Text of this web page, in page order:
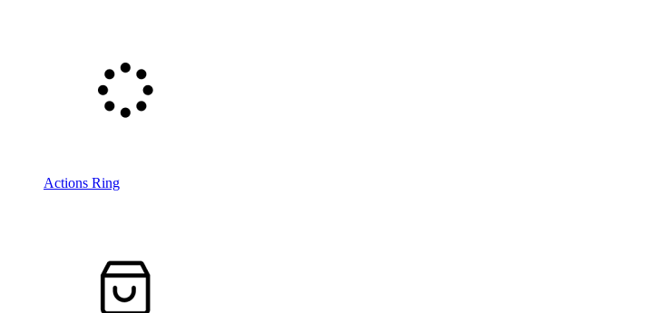
Actions Ring